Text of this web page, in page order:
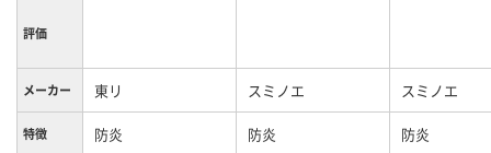
評価
メーカー 東リ スミノエ スミノエ
特徴 防炎 防炎 防炎